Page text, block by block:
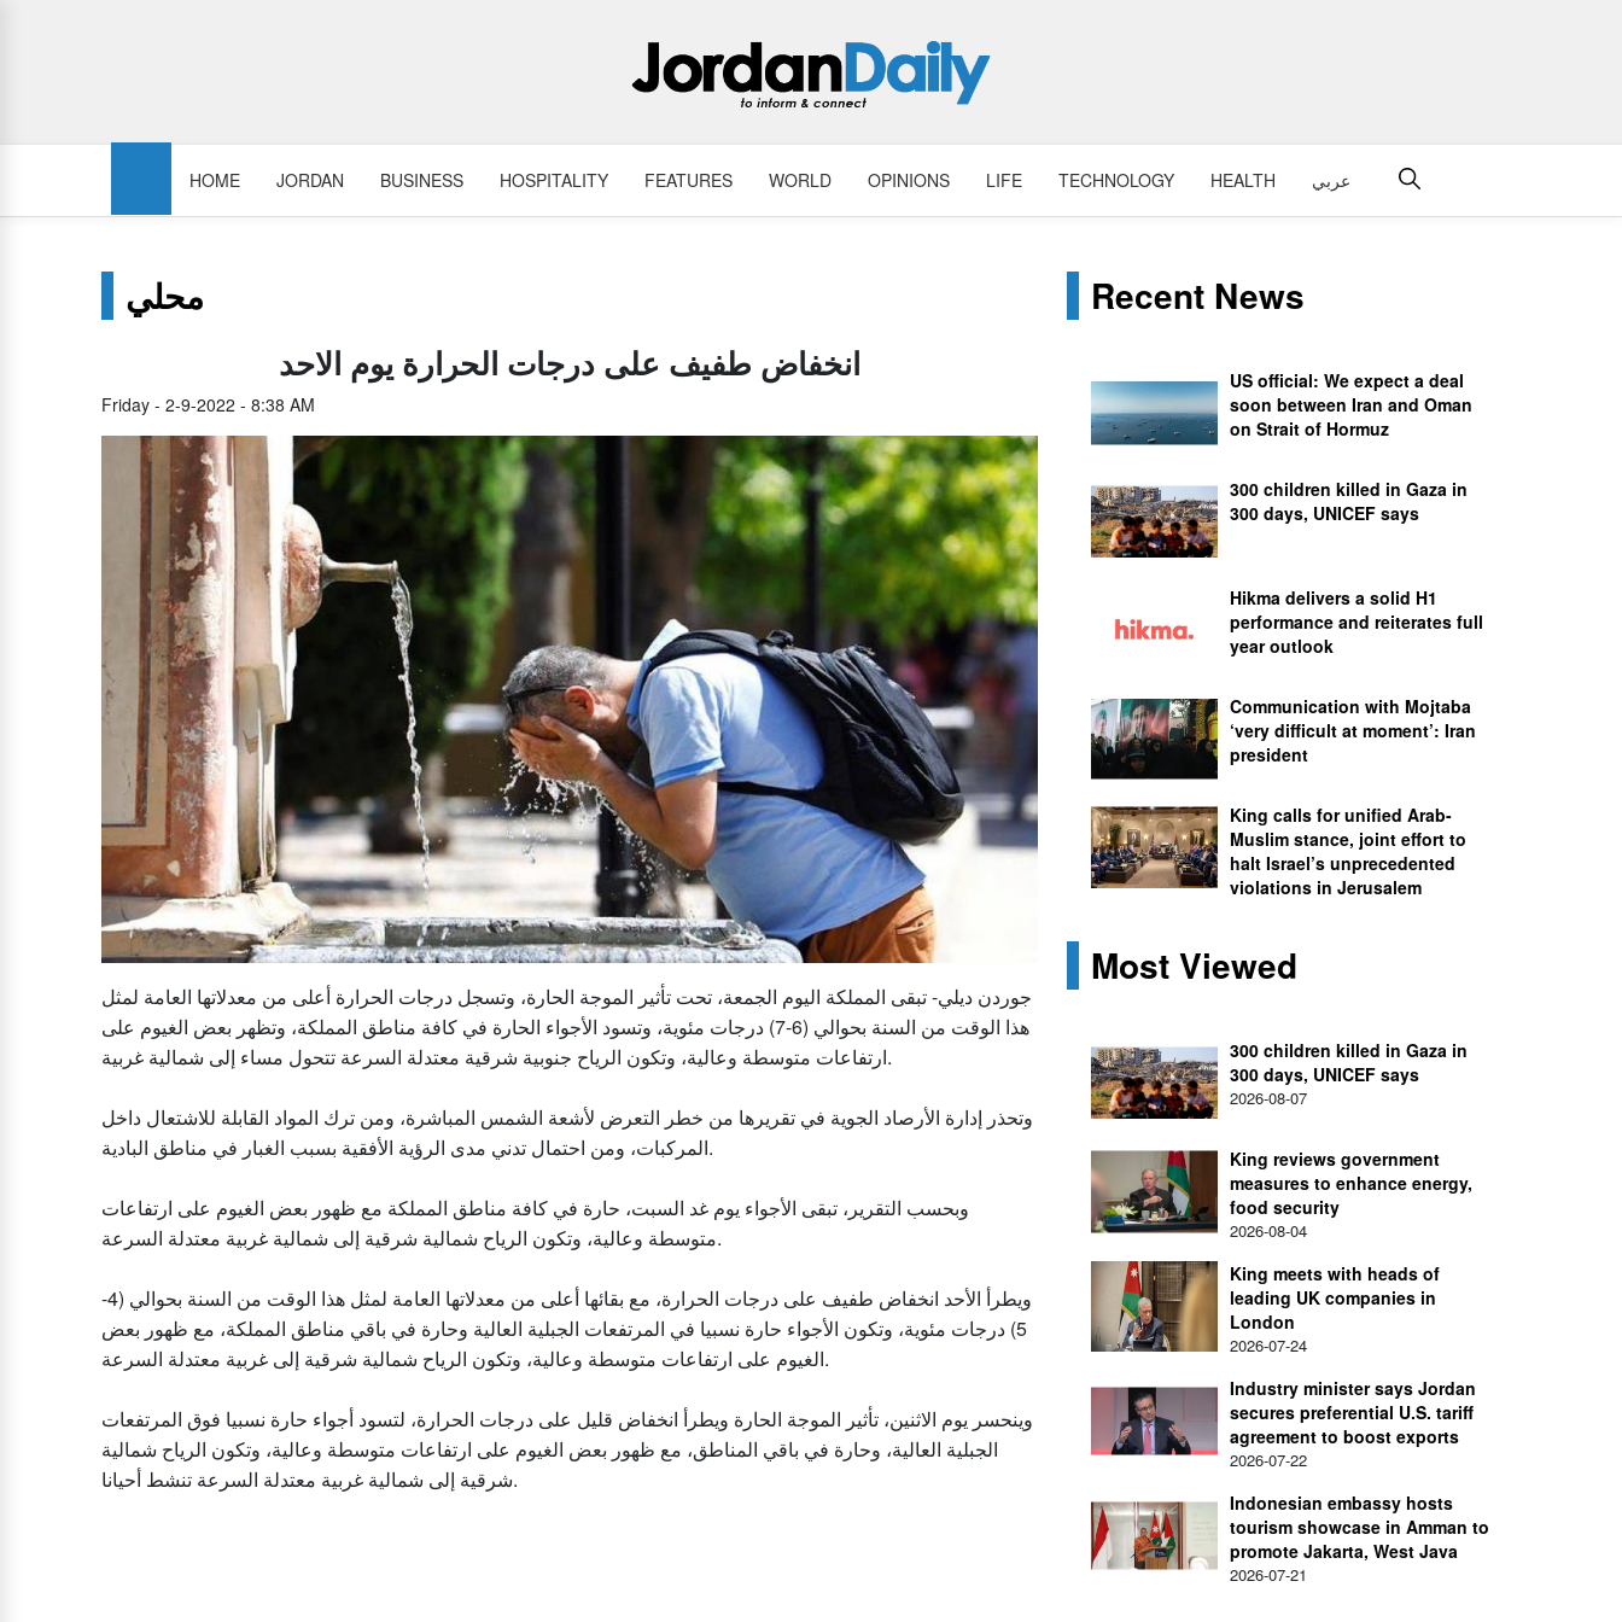
HOME JORDAN BUSINESS HOSPITALITY FEATURES WORLD OPINIONS LIFE TECHNOLOGY HEALTH عربي
محلي
انخفاض طفيف على درجات الحرارة يوم الاحد
Friday - 2-9-2022 - 8:38 AM
جوردن ديلي- تبقى المملكة اليوم الجمعة، تحت تأثير الموجة الحارة، وتسجل درجات الحرارة أعلى من معدلاتها العامة لمثل
هذا الوقت من السنة بحوالي (6-7) درجات مئوية، وتسود الأجواء الحارة في كافة مناطق المملكة، وتظهر بعض الغيوم على
ارتفاعات متوسطة وعالية، وتكون الرياح جنوبية شرقية معتدلة السرعة تتحول مساء إلى شمالية غربية.
وتحذر إدارة الأرصاد الجوية في تقريرها من خطر التعرض لأشعة الشمس المباشرة، ومن ترك المواد القابلة للاشتعال داخل
المركبات، ومن احتمال تدني مدى الرؤية الأفقية بسبب الغبار في مناطق البادية.
وبحسب التقرير، تبقى الأجواء يوم غد السبت، حارة في كافة مناطق المملكة مع ظهور بعض الغيوم على ارتفاعات
متوسطة وعالية، وتكون الرياح شمالية شرقية إلى شمالية غربية معتدلة السرعة.
ويطرأ الأحد انخفاض طفيف على درجات الحرارة، مع بقائها أعلى من معدلاتها العامة لمثل هذا الوقت من السنة بحوالي (4-
5) درجات مئوية، وتكون الأجواء حارة نسبيا في المرتفعات الجبلية العالية وحارة في باقي مناطق المملكة، مع ظهور بعض
الغيوم على ارتفاعات متوسطة وعالية، وتكون الرياح شمالية شرقية إلى غربية معتدلة السرعة.
وينحسر يوم الاثنين، تأثير الموجة الحارة ويطرأ انخفاض قليل على درجات الحرارة، لتسود أجواء حارة نسبيا فوق المرتفعات
الجبلية العالية، وحارة في باقي المناطق، مع ظهور بعض الغيوم على ارتفاعات متوسطة وعالية، وتكون الرياح شمالية
شرقية إلى شمالية غربية معتدلة السرعة تنشط أحيانا.
Recent News
US official: We expect a deal
soon between Iran and Oman
on Strait of Hormuz
300 children killed in Gaza in
300 days, UNICEF says
Hikma delivers a solid H1
performance and reiterates full
year outlook
Communication with Mojtaba
‘very difficult at moment’: Iran
president
King calls for unified Arab-
Muslim stance, joint effort to
halt Israel’s unprecedented
violations in Jerusalem
Most Viewed
300 children killed in Gaza in
300 days, UNICEF says
2026-08-07
King reviews government
measures to enhance energy,
food security
2026-08-04
King meets with heads of
leading UK companies in
London
2026-07-24
Industry minister says Jordan
secures preferential U.S. tariff
agreement to boost exports
2026-07-22
Indonesian embassy hosts
tourism showcase in Amman to
promote Jakarta, West Java
2026-07-21